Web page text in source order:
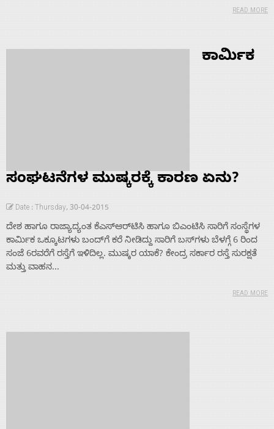
READ MORE
ಕಾರ್ಮಿಕ
ಸಂಘಟನೆಗಳ ಮುಷ್ಕರಕ್ಕೆ ಕಾರಣ ಏನು?
Date : Thursday, 30-04-2015
ದೇಶ ಹಾಗೂ ರಾಜ್ಯಾದ್ಯಂತ ಕೆಎಸ್‌ಆರ್‌ಟಿಸಿ ಹಾಗೂ ಬಿಎಂಟಿಸಿ ಸಾರಿಗೆ ಸಂಸ್ಥೆಗಳ
ಕಾರ್ಮಿಕ ಒಕ್ಕೂಟಗಳು ಬಂದ್‌ಗೆ ಕರೆ ನೀಡಿದ್ದು ಸಾರಿಗೆ ಬಸ್‌ಗಳು ಬೆಳಗ್ಗೆ 6 ರಿಂದ
ಸಂಜೆ 6ರವರೆಗೆ ರಸ್ತೆಗೆ ಇಳಿದಿಲ್ಲ. ಮುಷ್ಕರ ಯಾಕೆ? ಕೇಂದ್ರ ಸರ್ಕಾರ ರಸ್ತೆ ಸುರಕ್ಷತೆ
ಮತ್ತು ವಾಹನ...
READ MORE